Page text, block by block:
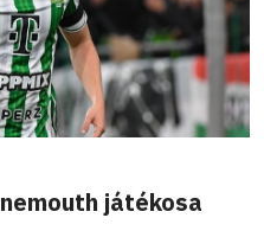
játékosa